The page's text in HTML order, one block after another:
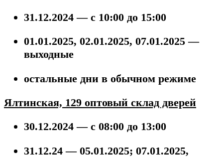
31.12.2024 — с 10:00 до 15:00
01.01.2025, 02.01.2025, 07.01.2025 —
выходные
остальные дни в обычном режиме
Ялтинская, 129 оптовый склад дверей
30.12.2024 — с 08:00 до 13:00
31.12.24 — 05.01.2025; 07.01.2025,